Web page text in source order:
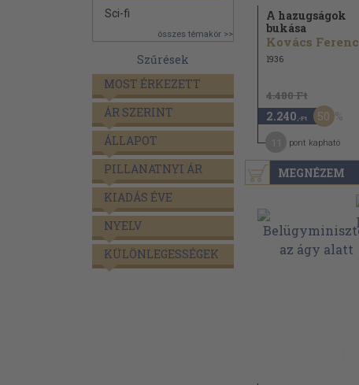
Sci-fi
összes témakör >>
Szűrések
MOST ÉRKEZETT
ÁR SZERINT
ÁLLAPOT
PILLANATNYI ÁR
KIADÁS ÉVE
NYELV
KÜLÖNLEGESSÉGEK
MEGNÉZEM
A hazugságok
bukása
Kovács Ferenc
1936
4.480 Ft
2.240 ,-Ft 50
pont kapható